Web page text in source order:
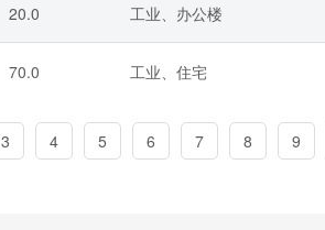
20.0 工业、办公楼
70.0 工业、住宅
3 4 5 6 7 8 9